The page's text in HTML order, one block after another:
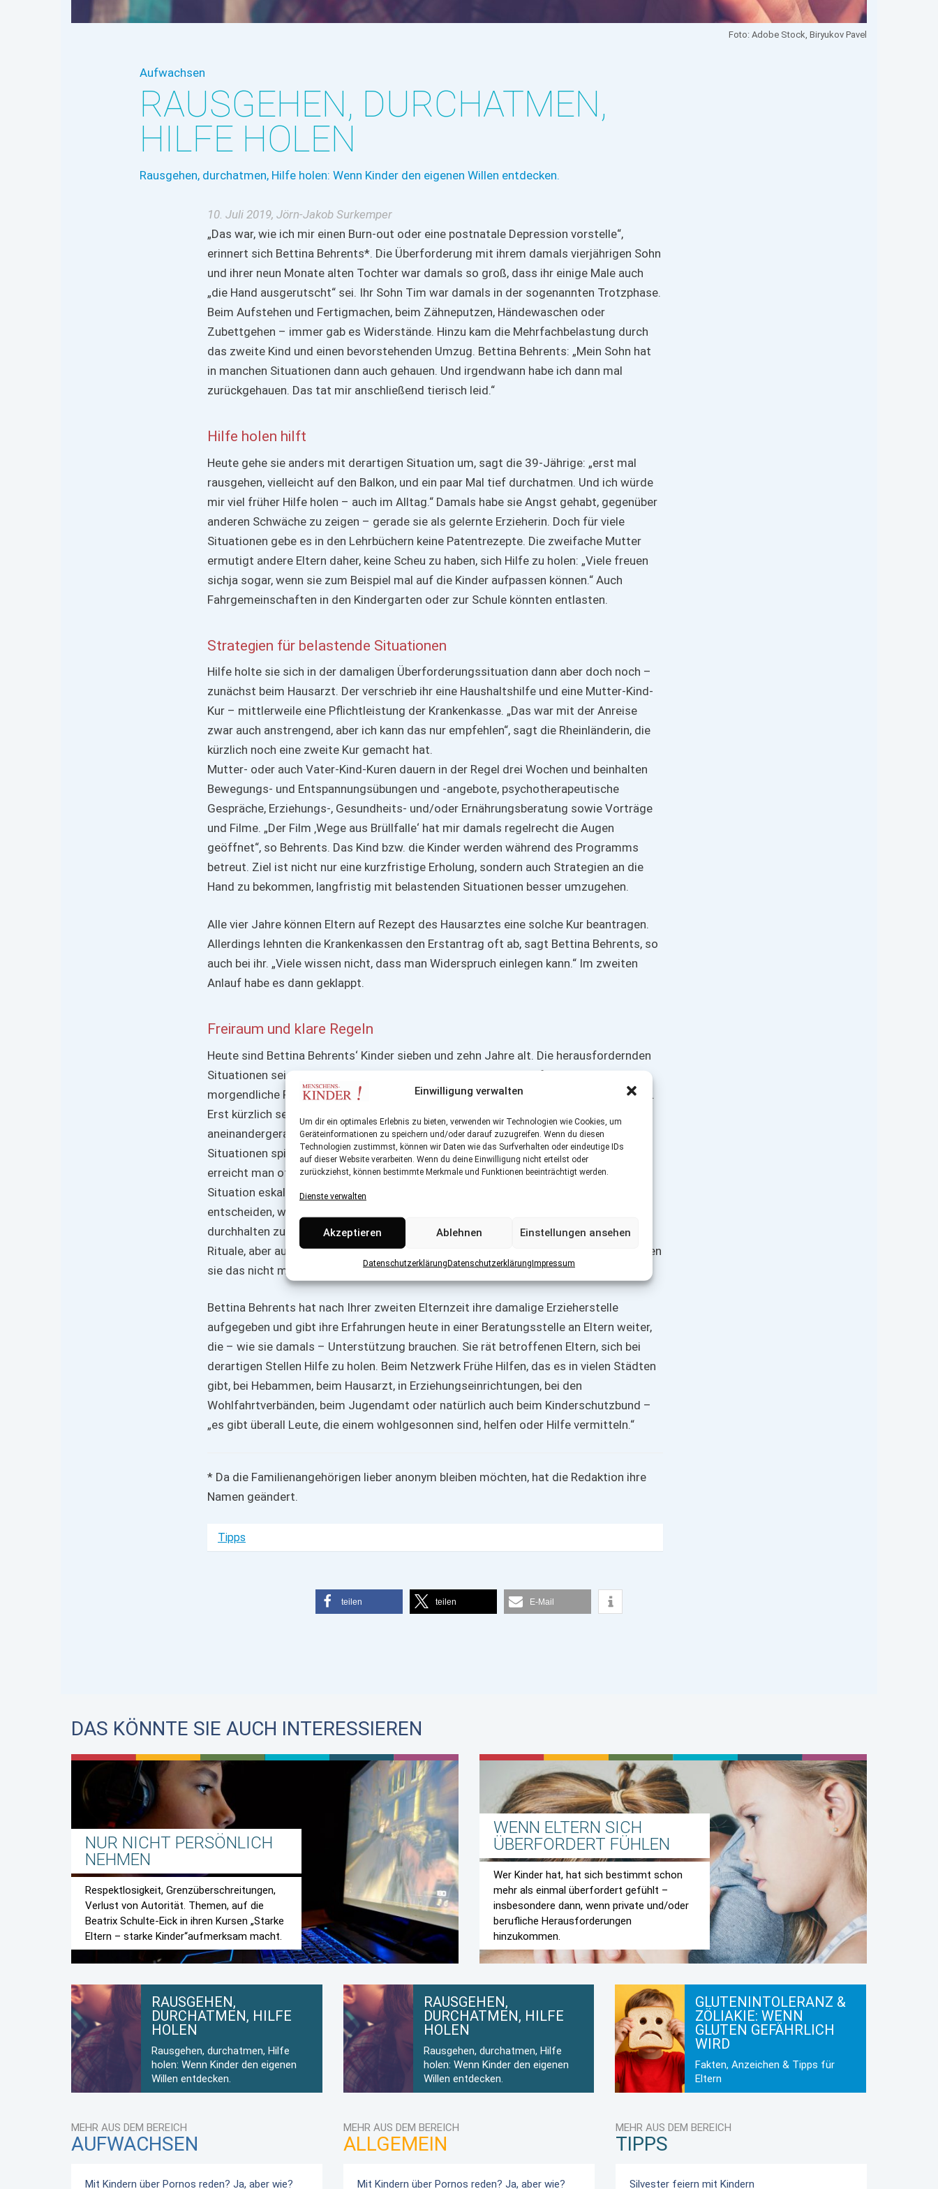
Einwilligung verwalten
Um dir ein optimales Erlebnis zu bieten, verwenden wir Technologien wie Cookies, um
Geräteinformationen zu speichern und/oder darauf zuzugreifen. Wenn du diesen
Technologien zustimmst, können wir Daten wie das Surfverhalten oder eindeutige IDs
auf dieser Website verarbeiten. Wenn du deine Einwilligung nicht erteilst oder
zurückziehst, können bestimmte Merkmale und Funktionen beeinträchtigt werden.
Dienste verwalten
Akzeptieren Ablehnen Einstellungen ansehen
DatenschutzerklärungDatenschutzerklärungImpressum
Foto: Adobe Stock, Biryukov Pavel
Aufwachsen
RAUSGEHEN, DURCHATMEN,
HILFE HOLEN
Rausgehen, durchatmen, Hilfe holen: Wenn Kinder den eigenen Willen entdecken.
10. Juli 2019, Jörn-Jakob Surkemper
„Das war, wie ich mir einen Burn-out oder eine postnatale Depression vorstelle“,
erinnert sich Bettina Behrents*. Die Überforderung mit ihrem damals vierjährigen Sohn
und ihrer neun Monate alten Tochter war damals so groß, dass ihr einige Male auch
„die Hand ausgerutscht“ sei. Ihr Sohn Tim war damals in der sogenannten Trotzphase.
Beim Aufstehen und Fertigmachen, beim Zähneputzen, Händewaschen oder
Zubettgehen – immer gab es Widerstände. Hinzu kam die Mehrfachbelastung durch
das zweite Kind und einen bevorstehenden Umzug. Bettina Behrents: „Mein Sohn hat
in manchen Situationen dann auch gehauen. Und irgendwann habe ich dann mal
zurückgehauen. Das tat mir anschließend tierisch leid.“
Hilfe holen hilft
Heute gehe sie anders mit derartigen Situation um, sagt die 39-Jährige: „erst mal
rausgehen, vielleicht auf den Balkon, und ein paar Mal tief durchatmen. Und ich würde
mir viel früher Hilfe holen – auch im Alltag.“ Damals habe sie Angst gehabt, gegenüber
anderen Schwäche zu zeigen – gerade sie als gelernte Erzieherin. Doch für viele
Situationen gebe es in den Lehrbüchern keine Patentrezepte. Die zweifache Mutter
ermutigt andere Eltern daher, keine Scheu zu haben, sich Hilfe zu holen: „Viele freuen
sichja sogar, wenn sie zum Beispiel mal auf die Kinder aufpassen können.“ Auch
Fahrgemeinschaften in den Kindergarten oder zur Schule könnten entlasten.
Strategien für belastende Situationen
Hilfe holte sie sich in der damaligen Überforderungssituation dann aber doch noch –
zunächst beim Hausarzt. Der verschrieb ihr eine Haushaltshilfe und eine Mutter-Kind-
Kur – mittlerweile eine Pflichtleistung der Krankenkasse. „Das war mit der Anreise
zwar auch anstrengend, aber ich kann das nur empfehlen“, sagt die Rheinländerin, die
kürzlich noch eine zweite Kur gemacht hat.
Mutter- oder auch Vater-Kind-Kuren dauern in der Regel drei Wochen und beinhalten
Bewegungs- und Entspannungsübungen und ‑angebote, psychotherapeutische
Gespräche, Erziehungs-, Gesundheits- und/oder Ernährungsberatung sowie Vorträge
und Filme. „Der Film ‚Wege aus Brüllfalle‘ hat mir damals regelrecht die Augen
geöffnet“, so Behrents. Das Kind bzw. die Kinder werden während des Programms
betreut. Ziel ist nicht nur eine kurzfristige Erholung, sondern auch Strategien an die
Hand zu bekommen, langfristig mit belastenden Situationen besser umzugehen.
Alle vier Jahre können Eltern auf Rezept des Hausarztes eine solche Kur beantragen.
Allerdings lehnten die Krankenkassen den Erstantrag oft ab, sagt Bettina Behrents, so
auch bei ihr. „Viele wissen nicht, dass man Widerspruch einlegen kann.“ Im zweiten
Anlauf habe es dann geklappt.
Freiraum und klare Regeln
Heute sind Bettina Behrents‘ Kinder sieben und zehn Jahre alt. Die herausfordernden
Situationen seien zwar nicht unbedingt weniger geworden. Wo früher das
morgendliche Fertigmachen Probleme bereite, seien es jetzt etwa die Hausaufgaben.
Erst kürzlich sei sie mit ihrem Sohn wegen einer vermeintlichen Nichtigkeit
aneinandergeraten. Insgesamt sei sie aber gelassener geworden, versuche
Situationen spielerisch zu lösen und lasse auch mal „Fünfe gerade sein“. „Mit Druck
erreicht man oft nur das Gegenteil: dass die Kinder erst recht zumachen und die
Situation eskaliert.“ Inkonsequent? „Vielleicht“, sagt die Erzieherin, „aber man muss
entscheiden, was wichtig genug ist, um darauf zu bestehen und es dann auch
durchhalten zu können. Kinder brauchen klare Regeln und Grenzen, gemeinsame
Rituale, aber auch viel Freiraum. Wenn man immer nur ‚nein‘ sagt und verbietet, nehmen
sie das nicht mehr ernst.“
Bettina Behrents hat nach Ihrer zweiten Elternzeit ihre damalige Erzieherstelle
aufgegeben und gibt ihre Erfahrungen heute in einer Beratungsstelle an Eltern weiter,
die – wie sie damals – Unterstützung brauchen. Sie rät betroffenen Eltern, sich bei
derartigen Stellen Hilfe zu holen. Beim Netzwerk Frühe Hilfen, das es in vielen Städten
gibt, bei Hebammen, beim Hausarzt, in Erziehungseinrichtungen, bei den
Wohlfahrtverbänden, beim Jugendamt oder natürlich auch beim Kinderschutzbund –
„es gibt überall Leute, die einem wohlgesonnen sind, helfen oder Hilfe vermitteln.“
* Da die Familienangehörigen lieber anonym bleiben möchten, hat die Redaktion ihre
Namen geändert.
Tipps
teilen teilen E-Mail
DAS KÖNNTE SIE AUCH INTERESSIEREN
NUR NICHT PERSÖNLICH
NEHMEN
Respektlosigkeit, Grenzüberschreitungen,
Verlust von Autorität. Themen, auf die
Beatrix Schulte-Eick in ihren Kursen „Starke
Eltern – starke Kinder“aufmerksam macht.
WENN ELTERN SICH
ÜBERFORDERT FÜHLEN
Wer Kinder hat, hat sich bestimmt schon
mehr als einmal überfordert gefühlt –
insbesondere dann, wenn private und/oder
berufliche Herausforderungen
hinzukommen.
RAUSGEHEN,
DURCHATMEN, HILFE
HOLEN
Rausgehen, durchatmen, Hilfe
holen: Wenn Kinder den eigenen
Willen entdecken.
RAUSGEHEN,
DURCHATMEN, HILFE
HOLEN
Rausgehen, durchatmen, Hilfe
holen: Wenn Kinder den eigenen
Willen entdecken.
GLUTENINTOLERANZ &
ZÖLIAKIE: WENN
GLUTEN GEFÄHRLICH
WIRD
Fakten, Anzeichen & Tipps für
Eltern
MEHR AUS DEM BEREICH
AUFWACHSEN
Mit Kindern über Pornos reden? Ja, aber wie?
MEHR AUS DEM BEREICH
ALLGEMEIN
Mit Kindern über Pornos reden? Ja, aber wie?
MEHR AUS DEM BEREICH
TIPPS
Silvester feiern mit Kindern